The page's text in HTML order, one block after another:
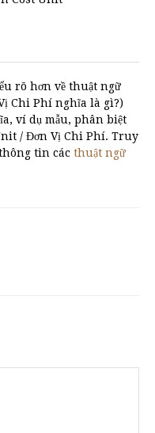
rõ hơn về thuật ngữ
Chi Phí nghĩa là gì?)
ví dụ mẫu, phân biệt
/ Đơn Vị Chi Phí. Truy
tin các thuật ngữ